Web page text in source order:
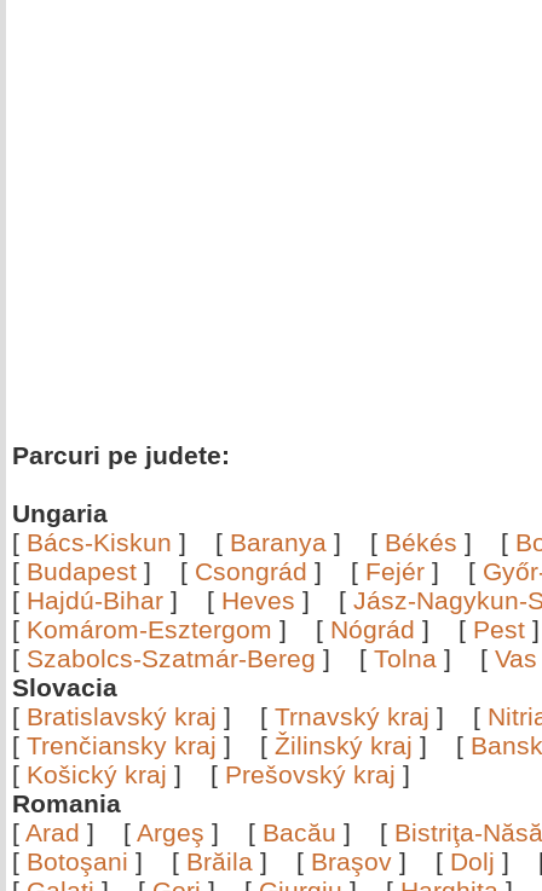
Parcuri pe judete:
Ungaria
[ Bács-Kiskun ] [ Baranya ] [ Békés ] [
[ Budapest ] [ Csongrád ] [ Fejér ] [
[ Hajdú-Bihar ] [ Heves ] [ Jász-Nagykun-
[ Komárom-Esztergom ] [ Nógrád ] [ Pest
[ Szabolcs-Szatmár-Bereg ] [ Tolna ] [ Vas
Slovacia
[ Bratislavský kraj ] [ Trnavský kraj ] [
[ Trenčiansky kraj ] [ Žilinský kraj ] [
[ Košický kraj ] [ Prešovský kraj ]
Romania
[ Arad ] [ Argeş ] [ Bacău ] [ Bistriţa-
[ Botoşani ] [ Brăila ] [ Braşov ] [ Dolj ]